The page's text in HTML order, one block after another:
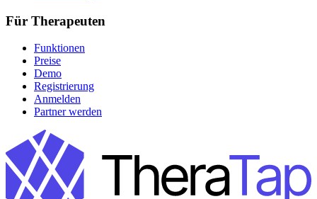
Für Therapeuten
Funktionen
Preise
Demo
Registrierung
Anmelden
Partner werden